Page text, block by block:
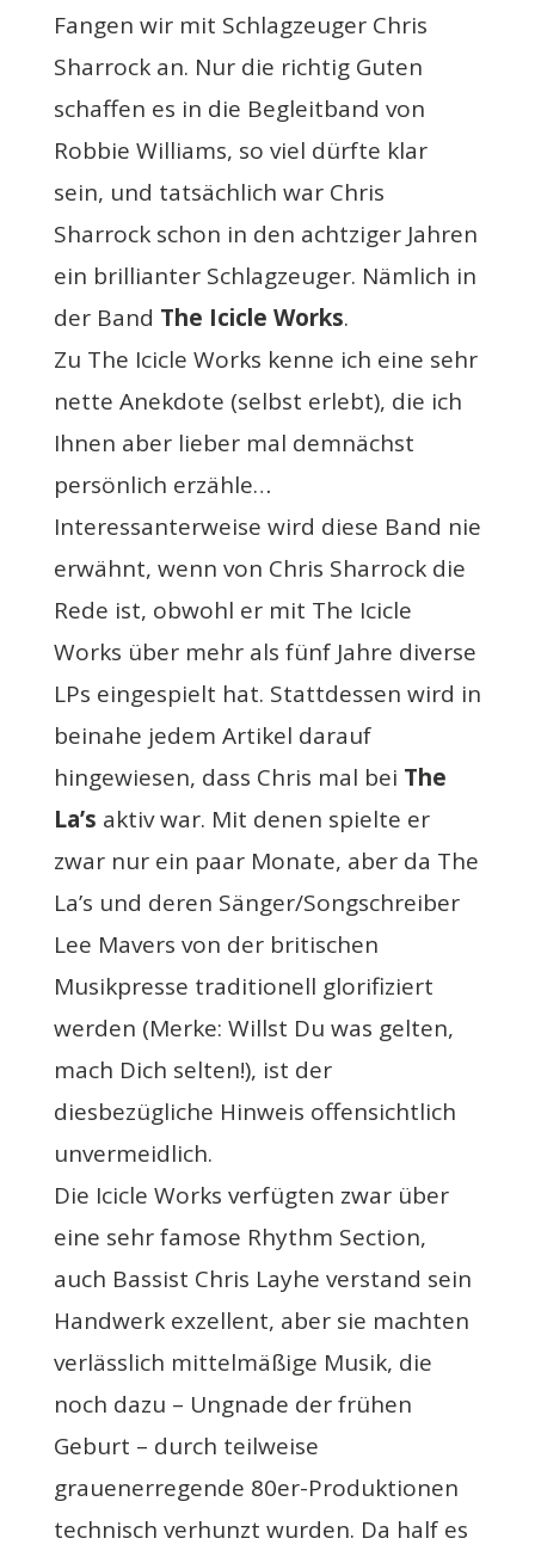
Fangen wir mit Schlagzeuger Chris
Sharrock an. Nur die richtig Guten
schaffen es in die Begleitband von
Robbie Williams, so viel dürfte klar
sein, und tatsächlich war Chris
Sharrock schon in den achtziger Jahren
ein brillianter Schlagzeuger. Nämlich in
der Band The Icicle Works.
Zu The Icicle Works kenne ich eine sehr
nette Anekdote (selbst erlebt), die ich
Ihnen aber lieber mal demnächst
persönlich erzähle…
Interessanterweise wird diese Band nie
erwähnt, wenn von Chris Sharrock die
Rede ist, obwohl er mit The Icicle
Works über mehr als fünf Jahre diverse
LPs eingespielt hat. Stattdessen wird in
beinahe jedem Artikel darauf
hingewiesen, dass Chris mal bei The
La’s aktiv war. Mit denen spielte er
zwar nur ein paar Monate, aber da The
La’s und deren Sänger/Songschreiber
Lee Mavers von der britischen
Musikpresse traditionell glorifiziert
werden (Merke: Willst Du was gelten,
mach Dich selten!), ist der
diesbezügliche Hinweis offensichtlich
unvermeidlich.
Die Icicle Works verfügten zwar über
eine sehr famose Rhythm Section,
auch Bassist Chris Layhe verstand sein
Handwerk exzellent, aber sie machten
verlässlich mittelmäßige Musik, die
noch dazu – Ungnade der frühen
Geburt – durch teilweise
grauenerregende 80er-Produktionen
technisch verhunzt wurden. Da half es